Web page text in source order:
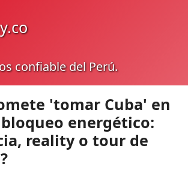
confiable del Perú.
'tomar Cuba' en
energético:
reality o tour de